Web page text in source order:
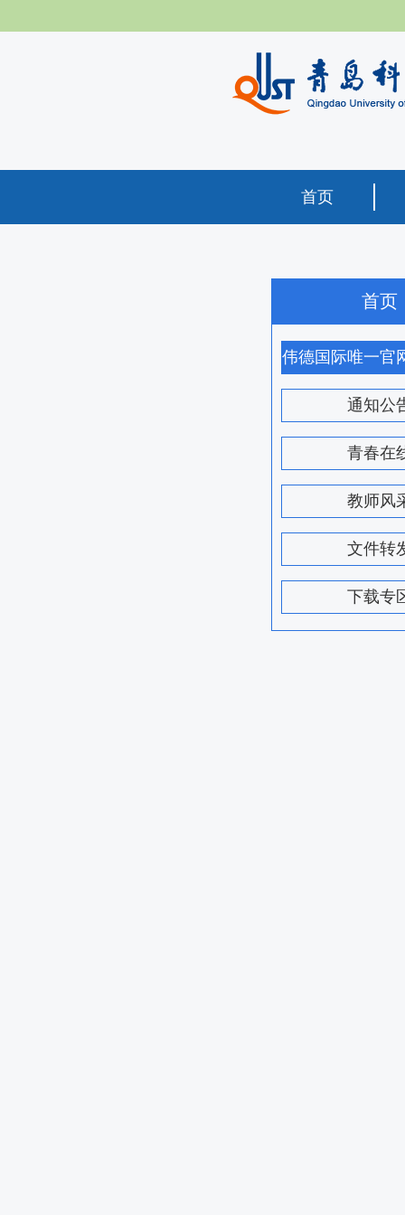
首页
首页
伟德国际唯一官
通知公
青春在
教师风
文件转
下载专